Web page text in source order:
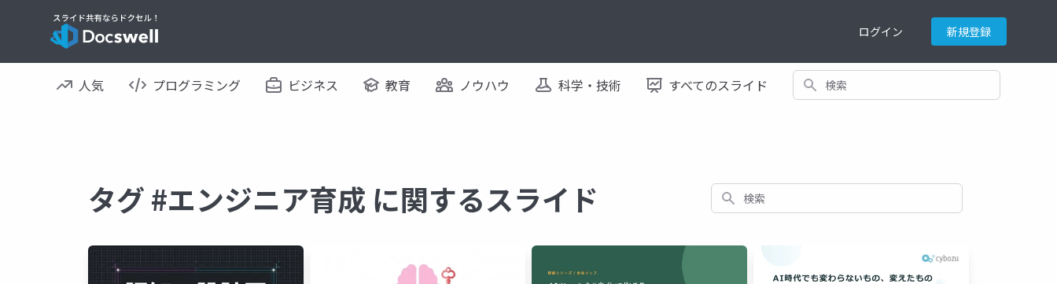
ログイン 新規登録
人気 プログラミング ビジネス 教育 ノウハウ 科学・技術 すべてのスライド 検索
タグ #エンジニア育成 に関するスライド 検索